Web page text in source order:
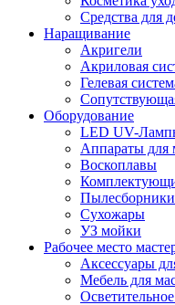
Средства для
Наращивание
Акригели
Акриловая
Гелевая
Оборудование
LED UV-
Аппараты для
Воскоплавы
Пылесборники
Сухожары
УЗ мойки
Рабочее место
Аксессуары
Мебель для